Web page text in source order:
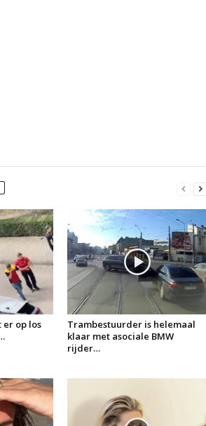
er op los
Trambestuurder is helemaal
klaar met asociale BMW
rijder…